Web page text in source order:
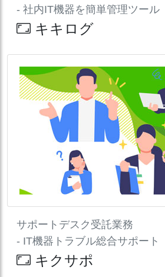
- 社内IT機器を簡単管理ツール
キキログ
サポートデスク受託業務
- IT機器トラブル総合サポート
キクサポ